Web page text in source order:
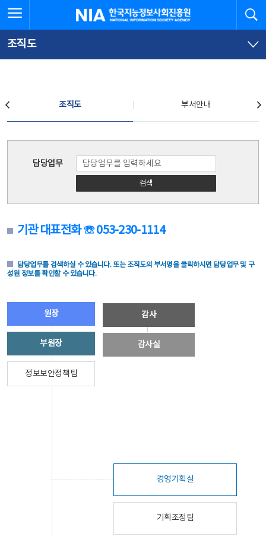
문
로
가
체
뉴
바
가
한국지능정보사회진흥원
조직도
조직도 부서안내
담당업무
검색
기관 대표전화 ☏ 053-230-1114
담당업무를 검색하실 수 있습니다. 또는 조직도의 부서명을 클릭하시면 담당업무 및 구
성원 정보를 확인할 수 있습니다.
원장
부원장
정보보안정책팀
감사
감사실
경영기획실
기획조정팀